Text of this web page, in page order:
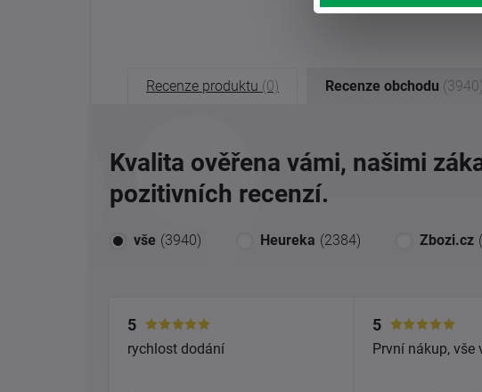
Recenze produktu (0) Recenze obchodu (3940)
Kvalita ověřena vámi, našimi
pozitivních recenzí.
vše (3940) Heureka (2384) Zbozi.cz
5
rychlost dodání
5
První nákup, vše